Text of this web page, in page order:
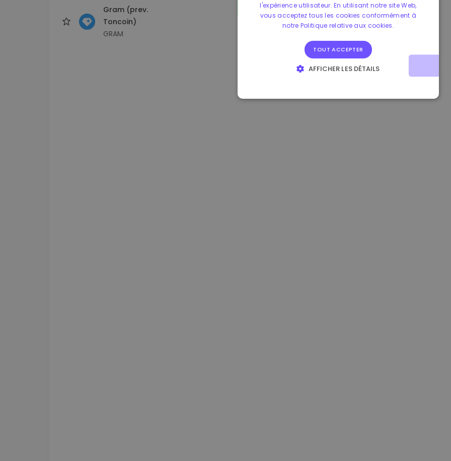
Gram (prev.
Toncoin)
GRAM
1.170000 € -1.80%
l'expérience utilisateur. En utilisant notre site Web,
vous acceptez tous les cookies conformément à
notre Politique relative aux cookies.
TOUT ACCEPTER
AFFICHER LES DÉTAILS